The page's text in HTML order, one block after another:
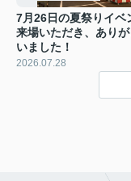
7月26日の夏祭りイベ
来場いただき、あり
いました！
2026.07.28